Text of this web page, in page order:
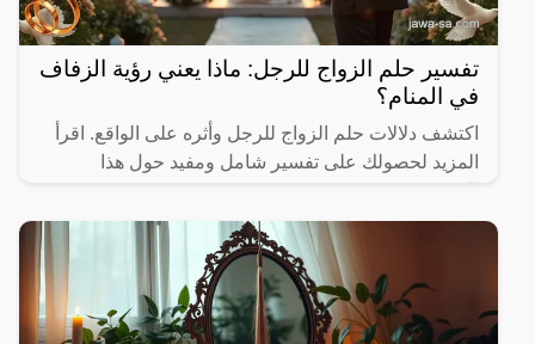
تفسير حلم الزواج للرجل: ماذا يعني رؤية الزفاف
في المنام؟
اكتشف دلالات حلم الزواج للرجل وأثره على الواقع. اقرأ
المزيد لحصولك على تفسير شامل ومفيد حول هذا